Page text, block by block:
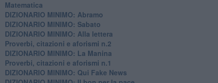
​Matematica
DIZIONARIO MINIMO: Abramo
DIZIONARIO MINIMO: Sabato
​DIZIONARIO MINIMO: Alla lettera
Proverbi, citazioni e aforismi n.2
DIZIONARIO MINIMO: La Manina
​Proverbi, citazioni e aforismi n.1
DIZIONARIO MINIMO: Qui Fake News